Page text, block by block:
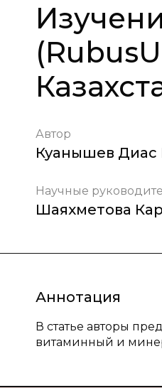
Автор
Куанышев Диас
Научные
Шаяхметова
Аннотация
В статье авторы
витаминный и